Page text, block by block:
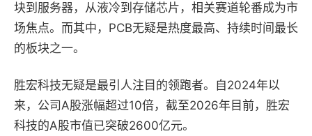
块到服务器，从液冷到存储芯片，相关赛道轮番成为市
场焦点。而其中，PCB无疑是热度最高、持续时间最长
的板块之一。
胜宏科技无疑是最引人注目的领跑者。自2024年以
来，公司A股涨幅超过10倍，截至2026年目前，胜宏
科技的A股市值已突破2600亿元。